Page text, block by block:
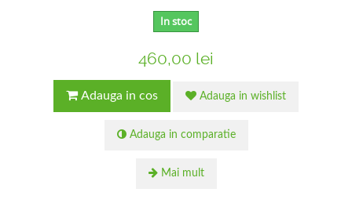
In stoc
460,00 lei
Adauga in cos Adauga in wishlist
Adauga in comparatie
Mai mult